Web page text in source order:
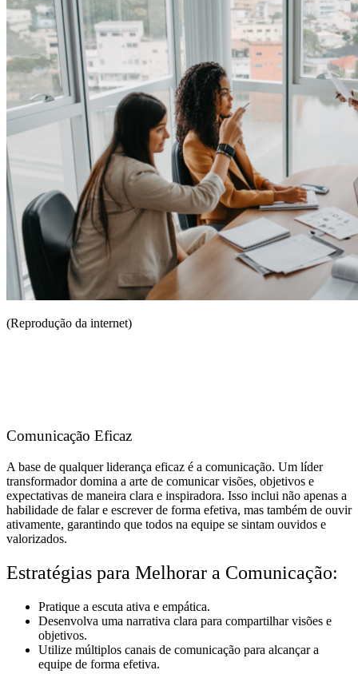
(Reprodução da internet)
Comunicação Eficaz
A base de qualquer liderança eficaz é a comunicação. Um líder
transformador domina a arte de comunicar visões, objetivos e
expectativas de maneira clara e inspiradora. Isso inclui não apenas a
habilidade de falar e escrever de forma efetiva, mas também de ouvir
ativamente, garantindo que todos na equipe se sintam ouvidos e
valorizados.
Estratégias para Melhorar a Comunicação:
Pratique a escuta ativa e empática.
Desenvolva uma narrativa clara para compartilhar visões e
objetivos.
Utilize múltiplos canais de comunicação para alcançar a
equipe de forma efetiva.